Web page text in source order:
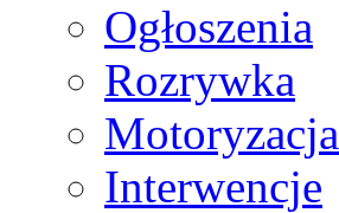
Ogłoszenia
Rozrywka
Motoryzacja
Interwencje